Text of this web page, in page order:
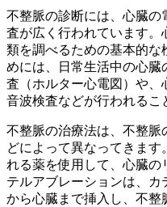
不整脈の診断には、 心臓の
査が広く行われています
類を調べるための基本的な
めには、日常生活中の心臓
査（ホルター心電図）や、
音波検査などが行われるこ
不整脈の治療法は、不整脈
どによって異なってきま
れる薬を使用して、心臓の
テルアブレーションは、
から心臓まで挿入し、不整